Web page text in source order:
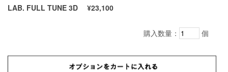
LAB. FULL TUNE 3D ¥23,100
購入数量： 個